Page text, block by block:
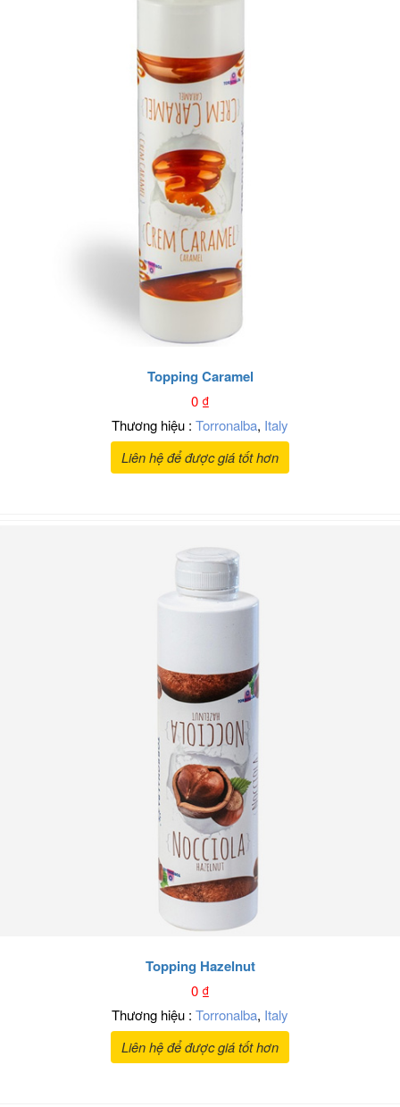
Topping Caramel
0₫
Thương hiệu : Torronalba, Italy
Liên hệ để được giá tốt hơn
Topping Hazelnut
0₫
Thương hiệu : Torronalba, Italy
Liên hệ để được giá tốt hơn